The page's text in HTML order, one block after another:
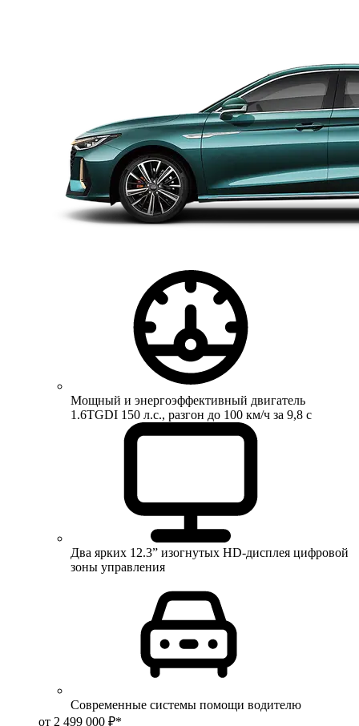
Мощный и энергоэффективный двигатель
1.6TGDI 150 л.с., разгон до 100 км/ч за 9,8 с
Два ярких 12.3” изогнутых HD-дисплея цифровой
зоны управления
Современные системы помощи водителю
от 2 499 000 ₽*